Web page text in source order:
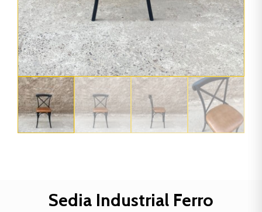
Sedia Industrial Ferro